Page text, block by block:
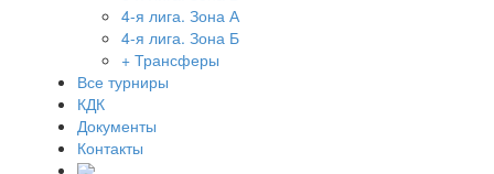
4-я лига. Зона А
4-я лига. Зона Б
+ Трансферы
Все турниры
КДК
Документы
Контакты